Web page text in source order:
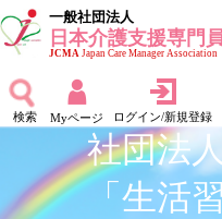
一般社団法人
日本介護支援専門
JCMAJapan Care Manager Association
検索 Myページ ログイン/新規登録
社団法
「生活